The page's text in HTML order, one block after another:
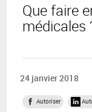
Que faire
médicales
24 janvier 2018
Autoriser